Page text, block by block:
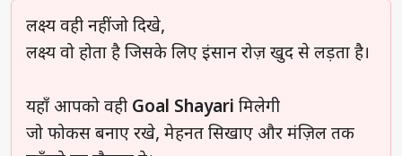
लक्ष्य वही नहीं जो दिखे,
लक्ष्य वो होता है जिसके लिए इंसान रोज़ खुद से लड़ता है।
यहाँ आपको वही Goal Shayari मिलेगी
जो फोकस बनाए रखे, मेहनत सिखाए और मंज़िल तक